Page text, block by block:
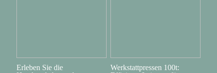
Erleben Sie die
Werkstattpressen 100t: